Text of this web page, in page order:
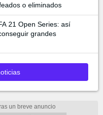
o eliminados
21 Open Series: así
grandes